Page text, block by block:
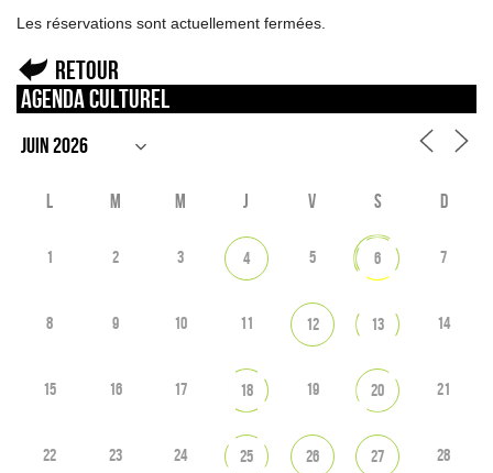
Les réservations sont actuellement fermées.
Retour
Agenda culturel
L M M J V S D
1 2 3 4 5 6 7
8 9 10 11 12 13 14
15 16 17 18 19 20 21
22 23 24 25 26 27 28